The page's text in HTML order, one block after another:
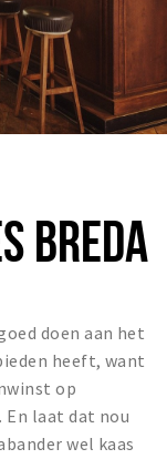
BREDA
doen aan het
heeft, want
op
laat dat nou
wel kaas